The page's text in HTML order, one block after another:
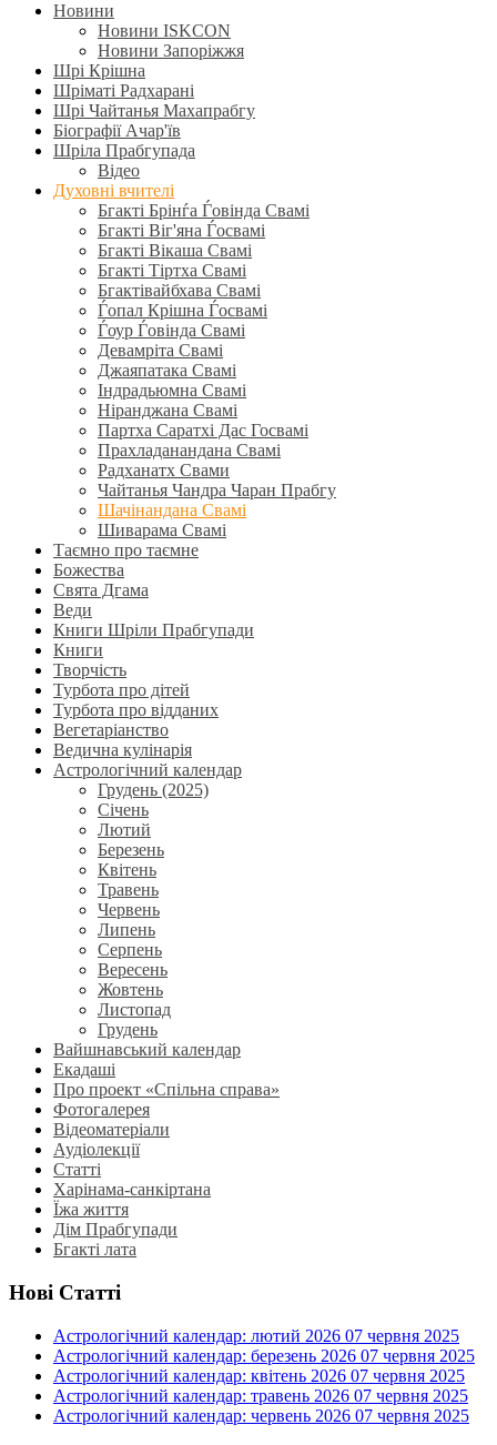
Новини
Новини ISKCON
Новини Запоріжжя
Шрі Крішна
Шріматі Радхарані
Шрі Чайтанья Махапрабгу
Біографії Ачар'їв
Шріла Прабгупада
Відео
Духовні вчителі
Бгакті Брінѓа Ѓовінда Свамі
Бгакті Віг'яна Ѓосвамі
Бгакті Вікаша Свамі
Бгакті Тіртха Свамі
Бгактівайбхава Свамі
Ѓопал Крішна Ѓосвамі
Ѓоур Ѓовінда Свамі
Девамріта Свамі
Джаяпатака Свамі
Індрадьюмна Свамі
Ніранджана Свамі
Партха Саратхі Дас Госвамі
Прахладанандана Свамі
Радханатх Свами
Чайтанья Чандра Чаран Прабгу
Шачінандана Свамі
Шиварама Свамі
Таємно про таємне
Божества
Свята Дгама
Веди
Книги Шріли Прабгупади
Книги
Творчість
Турбота про дітей
Турбота про відданих
Вегетаріанство
Ведична кулінарія
Астрологічний календар
Грудень (2025)
Січень
Лютий
Березень
Квітень
Травень
Червень
Липень
Серпень
Вересень
Жовтень
Листопад
Грудень
Вайшнавський календар
Екадаші
Про проект «Спільна справа»
Фотогалерея
Відеоматеріали
Аудіолекції
Статті
Харінама-санкіртана
Їжа життя
Дім Прабгупади
Бгакті лата
Нові Статті
Астрологічний календар: лютий 2026 07 червня 2025
Астрологічний календар: березень 2026 07 червня 2025
Астрологічний календар: квітень 2026 07 червня 2025
Астрологічний календар: травень 2026 07 червня 2025
Астрологічний календар: червень 2026 07 червня 2025